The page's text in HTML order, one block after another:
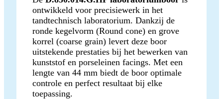
ontwikkeld voor precisiewerk in het
tandtechnisch laboratorium. Dankzij de
ronde kegelvorm (Round cone) en grove
korrel (coarse grain) levert deze boor
uitstekende prestaties bij het bewerken van
kunststof en porseleinen facings. Met een
lengte van 44 mm biedt de boor optimale
controle en perfect resultaat bij elke
toepassing.